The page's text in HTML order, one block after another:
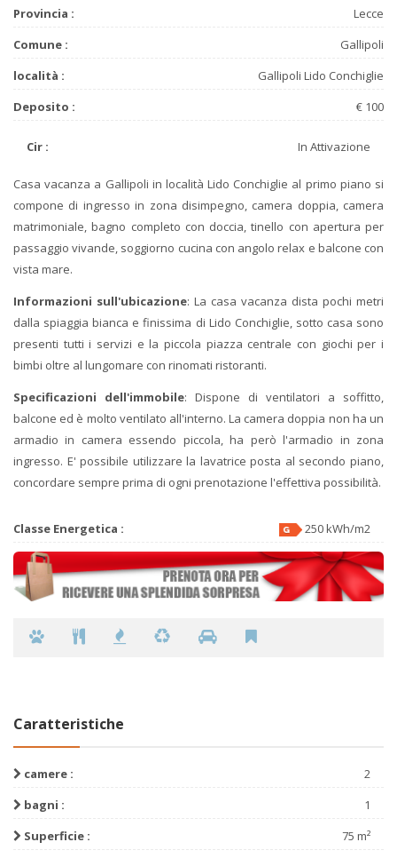
Provincia :
Lecce
Comune :
Gallipoli
località :
Gallipoli Lido Conchiglie
Deposito :
€ 100
Cir : In Attivazione
Casa vacanza a Gallipoli in località Lido Conchiglie al primo piano si
compone di ingresso in zona disimpegno, camera doppia, camera
matrimoniale, bagno completo con doccia, tinello con apertura per
passaggio vivande, soggiorno cucina con angolo relax e balcone con
vista mare.
Informazioni sull'ubicazione: La casa vacanza dista pochi metri
dalla spiaggia bianca e finissima di Lido Conchiglie, sotto casa sono
presenti tutti i servizi e la piccola piazza centrale con giochi per i
bimbi oltre al lungomare con rinomati ristoranti.
Specificazioni dell'immobile: Dispone di ventilatori a soffitto,
balcone ed è molto ventilato all'interno. La camera doppia non ha un
armadio in camera essendo piccola, ha però l'armadio in zona
ingresso. E' possibile utilizzare la lavatrice posta al secondo piano,
concordare sempre prima di ogni prenotazione l'effettiva possibilità.
Classe Energetica : 250 kWh/m2
Caratteristiche
camere :
2
bagni :
1
Superficie :
75 m²